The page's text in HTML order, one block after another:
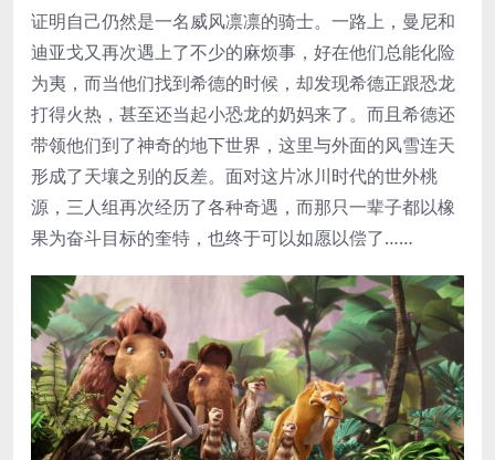
证明自己仍然是一名威风凛凛的骑士。一路上，曼尼和
迪亚戈又再次遇上了不少的麻烦事，好在他们总能化险
为夷，而当他们找到希德的时候，却发现希德正跟恐龙
打得火热，甚至还当起小恐龙的奶妈来了。而且希德还
带领他们到了神奇的地下世界，这里与外面的风雪连天
形成了天壤之别的反差。面对这片冰川时代的世外桃
源，三人组再次经历了各种奇遇，而那只一辈子都以橡
果为奋斗目标的奎特，也终于可以如愿以偿了……